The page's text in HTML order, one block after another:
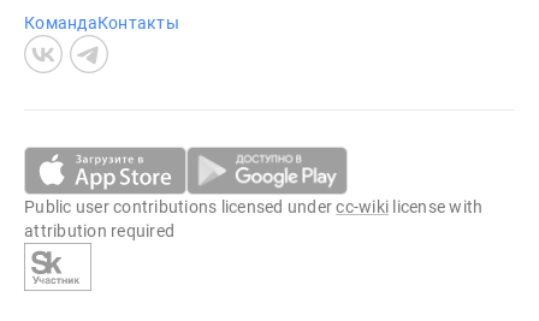
КомандаКонтакты
Public user contributions licensed undercc-wiki license with
attribution required